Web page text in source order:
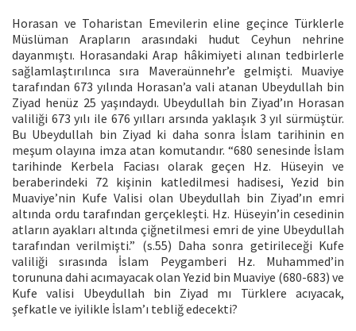
Horasan ve Toharistan Emevilerin eline geçince Türklerle
Müslüman Arapların arasındaki hudut Ceyhun nehrine
dayanmıştı. Horasandaki Arap hâkimiyeti alınan tedbirlerle
sağlamlaştırılınca sıra Maveraünnehr’e gelmişti. Muaviye
tarafından 673 yılında Horasan’a vali atanan Ubeydullah bin
Ziyad henüz 25 yaşındaydı. Ubeydullah bin Ziyad’ın Horasan
valiliği 673 yılı ile 676 yılları arsında yaklaşık 3 yıl sürmüştür.
Bu Ubeydullah bin Ziyad ki daha sonra İslam tarihinin en
meşum olayına imza atan komutandır. “680 senesinde İslam
tarihinde Kerbela Faciası olarak geçen Hz. Hüseyin ve
beraberindeki 72 kişinin katledilmesi hadisesi, Yezid bin
Muaviye’nin Kufe Valisi olan Ubeydullah bin Ziyad’ın emri
altında ordu tarafından gerçekleşti. Hz. Hüseyin’in cesedinin
atların ayakları altında çiğnetilmesi emri de yine Ubeydullah
tarafından verilmişti.” (s.55) Daha sonra getirileceği Kufe
valiliği sırasında İslam Peygamberi Hz. Muhammed’in
torununa dahi acımayacak olan Yezid bin Muaviye (680-683) ve
Kufe valisi Ubeydullah bin Ziyad mı Türklere acıyacak,
şefkatle ve iyilikle İslam’ı tebliğ edecekti?